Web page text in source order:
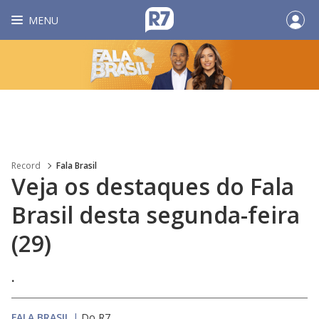
MENU
Record Fala Brasil
Veja os destaques do Fala
Brasil desta segunda-feira
(29)
.